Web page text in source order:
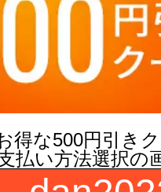
店舗受注状
得な500円引き
払い方法選択の